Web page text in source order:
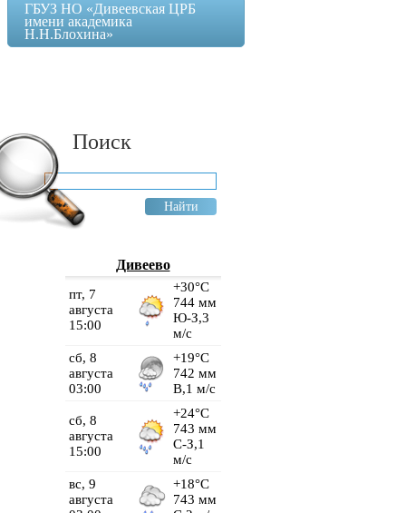
ГБУЗ НО «Дивеевская ЦРБ
имени академика
Н.Н.Блохина»
Поиск
Дивеево